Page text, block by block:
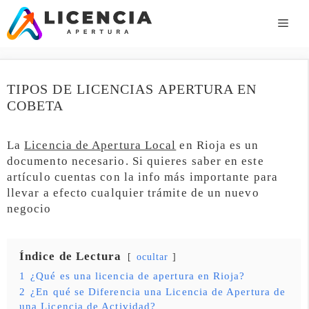
Saltar
contenido
TIPOS DE LICENCIAS APERTURA EN
COBETA
LaLicencia de Apertura Local en Rioja es un
documento necesario. Si quieres saber en este
artículo cuentas con la info más importante para
llevar a efecto cualquier trámite de un nuevo
negocio
Índice de Lectura ocultar
1
¿Qué es una licencia de apertura en Rioja?
2 ¿En qué se Diferencia una Licencia de Apertura de
una Licencia de Actividad?